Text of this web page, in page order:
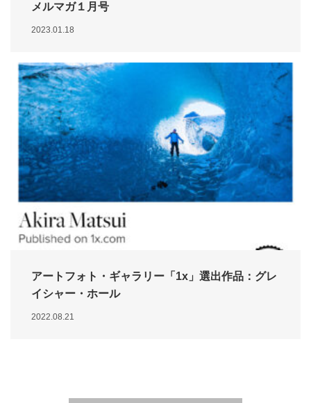
メルマガ１月号
2023.01.18
アートフォト・ギャラリー「1x」選出作品：グレ
イシャー・ホール
2022.08.21